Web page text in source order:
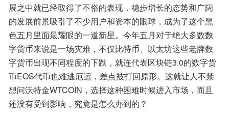
展之中就已经取得了不俗的表现，稳步增长的态势和广阔
的发展前景吸引了不少用户和资本的眼球，成为了这个黑
色五月里面最耀眼的一道新星。今年五月对于绝大多数数
字货币来说是一场灾难，不仅比特币、以太坊这些老牌数
字货币出现不同程度的下跌，就连代表区块链3.0的数字货
币EOS代币也难逃厄运，差点被打回原形。这就让人不禁
想问沃特金WTCOIN，选择这种困难时候进入市场，而且
还没有受到影响，究竟是怎么办到的？